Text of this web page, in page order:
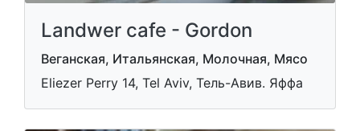
Landwer cafe - Gordon
Веганская, Итальянская, Молочная, Мясо
Eliezer Perry 14, Tel Aviv, Тель-Авив. Яффа